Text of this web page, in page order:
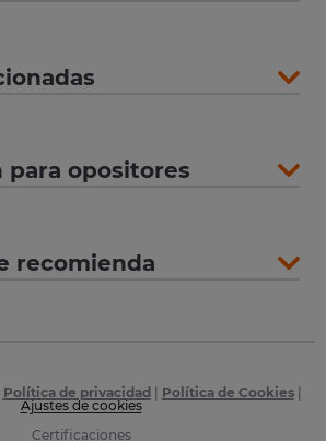
para opositores
recomienda
Política de privacidad Política de Cookies|
Ajustes de cookies
Certificaciones